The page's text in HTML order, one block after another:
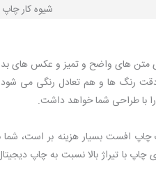
شیوه کار
متن های واضح و تمیز و عکس های
رنگ ها و هم تعادل رنگی می
را با طراحی شما خواهد داشت.
افست بسیار هزینه بر است، شما
چاپ با تیراژ بالا نسبت به چاپ